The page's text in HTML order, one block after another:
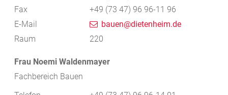
Fax
+49 (73 47) 96 96-11 96
E-Mail
bauen@dietenheim.de
Raum
220
Frau Noemi Waldenmayer
Fachbereich Bauen